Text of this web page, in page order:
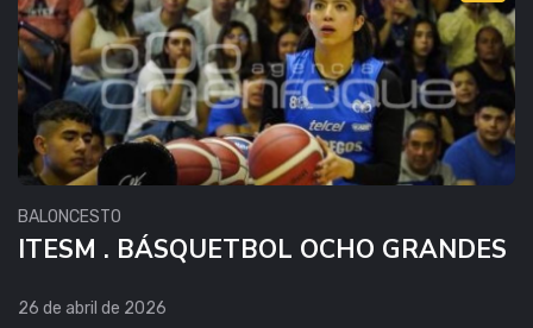
BALONCESTO
ITESM . BÁSQUETBOL OCHO GRANDES
26 de abril de 2026